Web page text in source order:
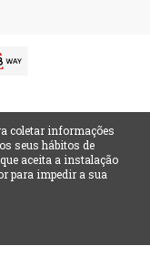
coletar informações
seus hábitos de
aceita a instalação
para impedir a sua